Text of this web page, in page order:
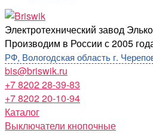
Briswik
Электротехнический завод
Производим в России с 2005
РФ, Вологодская область г.
bis@briswik.ru
+7 8202 28-39-83
+7 8202 20-10-94
Каталог
Выключатели кнопочные